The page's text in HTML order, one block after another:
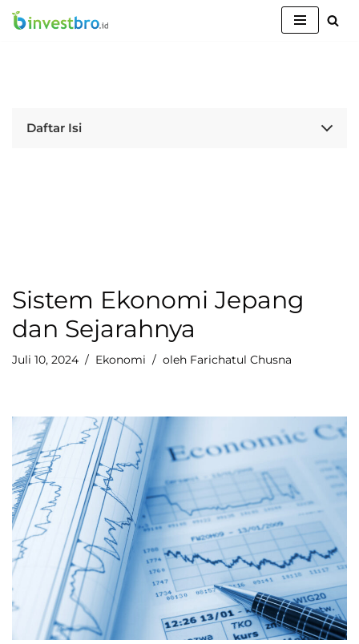
Daftar Isi
Sistem Ekonomi Jepang
dan Sejarahnya
Juli 10, 2024 Ekonomi oleh Farichatul Chusna